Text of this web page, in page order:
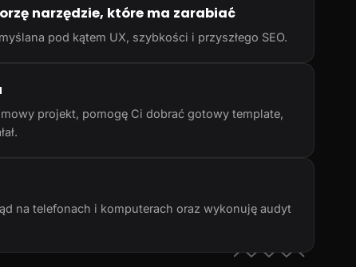
narzędzie, które ma zarabiać
pod kątem UX, szybkości i przyszłego SEO.
projekt, pomogę Ci dobrać gotowy template,
na telefonach i komputerach oraz wykonuję audyt